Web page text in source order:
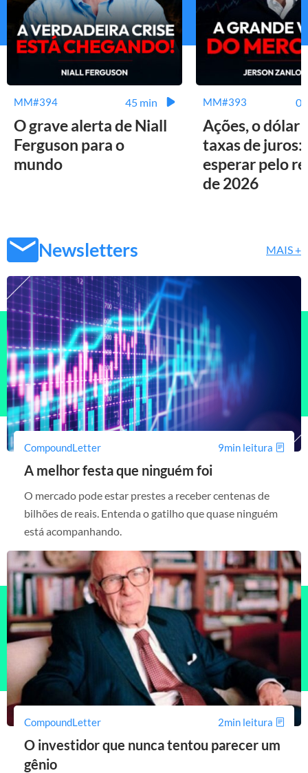
MM#394 45 min
O grave alerta de Niall
Ferguson para o
mundo
MM#393
Ações, o dólar
taxas de juros:
esperar pelo
de 2026
Newsletters MAIS +
CompoundLetter 9min leitura
A melhor festa que ninguém foi
O mercado pode estar prestes a receber centenas de
bilhões de reais. Entenda o gatilho que quase ninguém
está acompanhando.
CompoundLetter 2min leitura
O investidor que nunca tentou parecer um
gênio